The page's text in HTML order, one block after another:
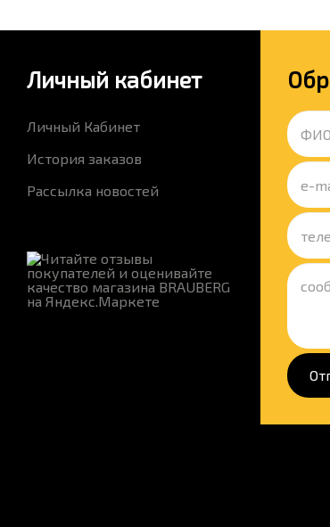
Личный кабинет
Личный Кабинет
История заказов
Рассылка новостей